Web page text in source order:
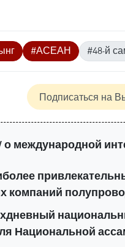
#АСЕАН #48-й
Подписаться на
о международной
компаний
Национальной